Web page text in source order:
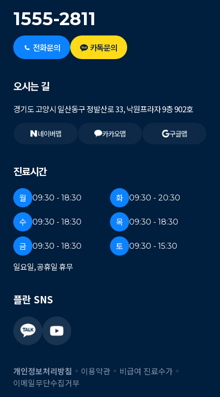
1555-2811
전화문의 카톡문의
진료시간
월 09:30 - 18:30 화 09:30 - 20:30
수 09:30 - 18:30 목 09:30 - 18:30
금 09:30 - 18:30 토 09:30 - 15:30
일요일, 공휴일 휴무
오시는 길
경기도 고양시 일산동구 정발산로 33, 낙원프라자 9층 902호
네이버맵 카카오맵 구글맵
플란 SNS
개인정보처리방침 이용약관
비급여 진료수가
이메일무단수집거부